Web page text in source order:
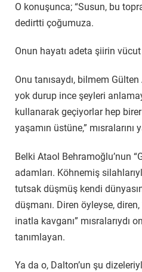
O konuşunca; “Susun, bu
dedirtti çoğumuza.
Onun hayatı adeta şiirin
Onu tanısaydı, bilmem
yok durup ince şeyleri
kullanarak geçiyorlar hep birer
yaşamın üstüne,” mısralarını
Belki Ataol Behramoğlu’nun
adamları. Köhnemiş
tutsak düşmüş kendi
düşmanı. Diren öyleyse,
inatla kavganı” mısralarıydı
tanımlayan.
Ya da o, Dalton’un şu